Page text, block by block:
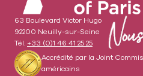
63 Boulevard Victor Hugo
92200 Neuilly-sur-Seine
Tél.+33 (0)1 46 41 25 25
Accrédité par la Joint
américains